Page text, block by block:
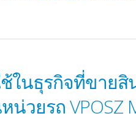
ในธุรกิจที่ขาย
ยรถ VPOSZ